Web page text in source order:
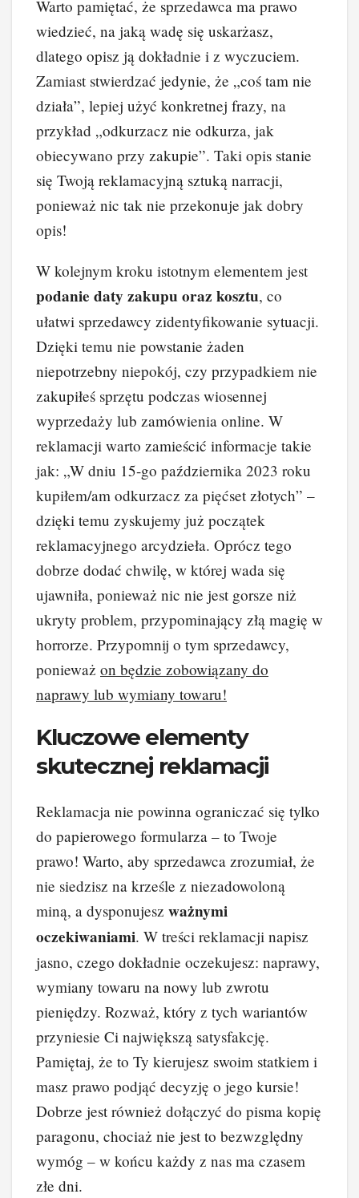
Warto pamiętać, że sprzedawca ma prawo
wiedzieć, na jaką wadę się uskarżasz,
dlatego opisz ją dokładnie i z wyczuciem.
Zamiast stwierdzać jedynie, że „coś tam nie
działa”, lepiej użyć konkretnej frazy, na
przykład „odkurzacz nie odkurza, jak
obiecywano przy zakupie”. Taki opis stanie
się Twoją reklamacyjną sztuką narracji,
ponieważ nic tak nie przekonuje jak dobry
opis!
W kolejnym kroku istotnym elementem jest
podanie daty zakupu oraz kosztu, co
ułatwi sprzedawcy zidentyfikowanie sytuacji.
Dzięki temu nie powstanie żaden
niepotrzebny niepokój, czy przypadkiem nie
zakupiłeś sprzętu podczas wiosennej
wyprzedaży lub zamówienia online. W
reklamacji warto zamieścić informacje takie
jak: „W dniu 15-go października 2023 roku
kupiłem/am odkurzacz za pięćset złotych” –
dzięki temu zyskujemy już początek
reklamacyjnego arcydzieła. Oprócz tego
dobrze dodać chwilę, w której wada się
ujawniła, ponieważ nic nie jest gorsze niż
ukryty problem, przypominający złą magię w
horrorze. Przypomnij o tym sprzedawcy,
ponieważ on będzie zobowiązany do
naprawy lub wymiany towaru!
Kluczowe elementy
skutecznej reklamacji
Reklamacja nie powinna ograniczać się tylko
do papierowego formularza – to Twoje
prawo! Warto, aby sprzedawca zrozumiał, że
nie siedzisz na krześle z niezadowoloną
miną, a dysponujesz ważnymi
oczekiwaniami. W treści reklamacji napisz
jasno, czego dokładnie oczekujesz: naprawy,
wymiany towaru na nowy lub zwrotu
pieniędzy. Rozważ, który z tych wariantów
przyniesie Ci największą satysfakcję.
Pamiętaj, że to Ty kierujesz swoim statkiem i
masz prawo podjąć decyzję o jego kursie!
Dobrze jest również dołączyć do pisma kopię
paragonu, chociaż nie jest to bezwzględny
wymóg – w końcu każdy z nas ma czasem
złe dni.